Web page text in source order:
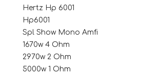
Hertz Hp 6001
Hp6001
Spl Show Mono Amfi
1670w 4 Ohm
2970w 2 Ohm
5000w 1 Ohm